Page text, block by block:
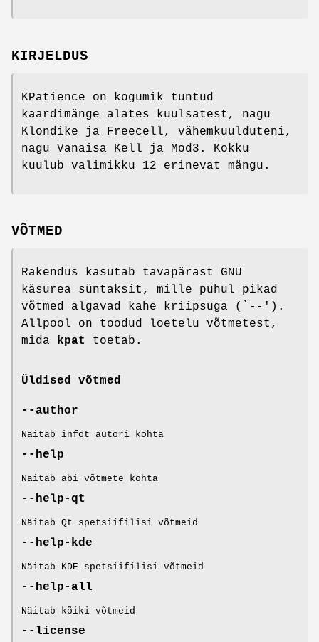
KIRJELDUS
KPatience on kogumik tuntud
kaardimänge alates kuulsatest, nagu
Klondike ja Freecell, vähemkuulduteni,
nagu Vanaisa Kell ja Mod3. Kokku
kuulub valimikku 12 erinevat mängu.
VÕTMED
Rakendus kasutab tavapärast GNU
käsurea süntaksit, mille puhul pikad
võtmed algavad kahe kriipsuga (`--').
Allpool on toodud loetelu võtmetest,
mida kpat toetab.
Üldised võtmed
--author
Näitab infot autori kohta
--help
Näitab abi võtmete kohta
--help-qt
Näitab Qt spetsiifilisi võtmeid
--help-kde
Näitab KDE spetsiifilisi võtmeid
--help-all
Näitab kõiki võtmeid
--license